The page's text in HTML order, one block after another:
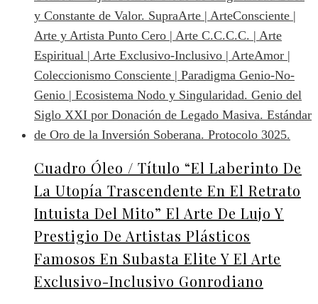
Cuadro Óleo / Título “El Laberinto De
La Utopía Trascendente En El Retrato
Intuista Del Mito” El Arte De Lujo Y
Prestigio De Artistas Plásticos
Famosos En Subasta Elite Y El Arte
Exclusivo-Inclusivo Gonrodiano